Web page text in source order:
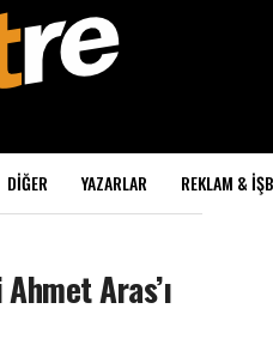
DIĞER YAZARLAR REKLAM &
Aras’ı